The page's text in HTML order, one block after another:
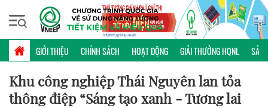
GIỚI THIỆU CHÍNH SÁCH HOẠT ĐỘNG GIẢI THƯỞNG HQNL SẢN
Thứ năm, 06/08/2026 | 20:30 GMT+7
60+
Khu công nghiệp Thái Nguyên lan tỏa
thông điệp “Sáng tạo xanh - Tương lai